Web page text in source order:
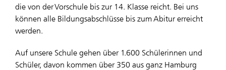
die von der Vorschule bis zur 14. Klasse reicht. Bei uns
können alle Bildungsabschlüsse bis zum Abitur erreicht
werden.
Auf unsere Schule gehen über 1.600 Schülerinnen und
Schüler, davon kommen über 350 aus ganz Hamburg